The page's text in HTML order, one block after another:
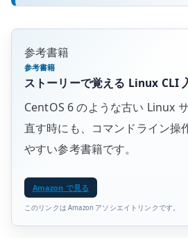
参考書籍
参考書籍
ストーリーで覚える Linux CLI
CentOS 6 のような古い Linux
直す時にも、コマンドライン操
やすい参考書籍です。
Amazon で見る
このリンクは Amazon アソシエイトリンクです。